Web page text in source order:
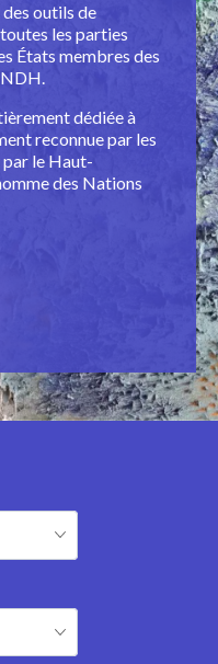
outils de
les parties
États membres des
dédiée à
reconnue par les
le Haut-
des Nations